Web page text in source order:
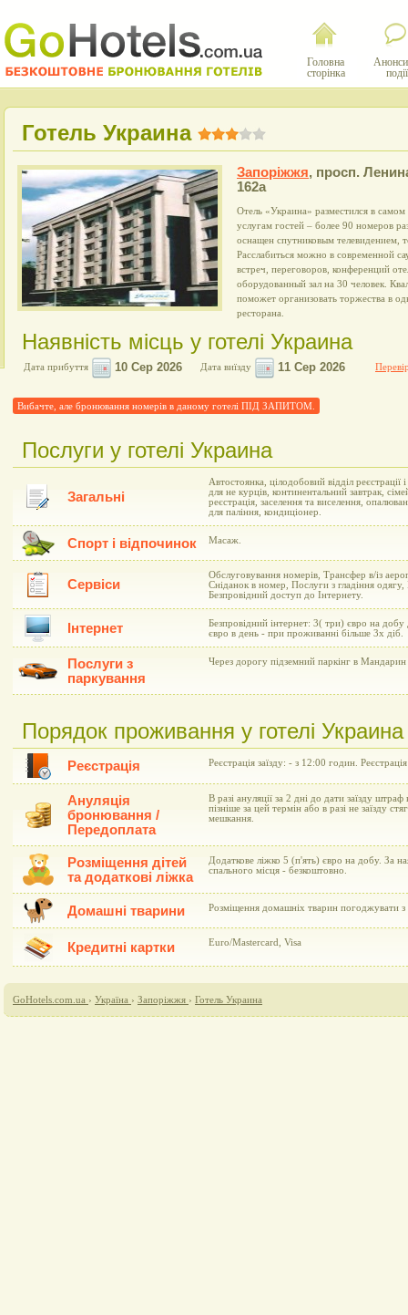
Головна
сторінка
події
Готель Украина
Запоріжжя, просп.
162а
Отель «Украина» разместился в
услугам гостей – более 90 номеров
оснащен спутниковым телевидением,
Расслабиться можно в современной
встреч, переговоров, конференций
оборудованный зал на 30 человек.
поможет организовать торжества в
ресторана.
Наявність місць у готелі Украина
Дата прибуття Дата виїзду
Вибачте, але бронювання номерів в даному готелі ПІД ЗАПИТОМ.
Послуги у готелі Украина
Загальні
Автостоянка, цілодобовий відділ
для не курців, континентальний завтрак,
реєстрація, заселення та виселення,
для паління, кондиціонер.
Спорт і відпочинок Масаж.
Сервіси
Обслуговування номерів, Трансфер в/із
Сніданок в номер, Послуги з гладіння
Безпровідний доступ до Інтернету.
Інтернет
Безпровідний інтернет: 3( три) євро на
євро в день - при проживанні більше 3х діб.
Послуги з
паркування
Через дорогу підземний паркінг в
Порядок проживання у готелі Украина
Реєстрація Реєстрація заїзду: - з 12:00 годин.
Ануляція
бронювання /
Передоплата
В разі ануляції за 2 дні до дати заїзду штраф
пізніше за цей термін або в разі не заїзду
мешкання.
Розміщення дітей
та додаткові ліжка
Додаткове ліжко 5 (п'ять) євро на добу. За
спального місця - безкоштовно.
Домашні тварини Розміщення домашніх тварин погоджувати з
Кредитні картки Euro/Mastercard, Visa
GoHotels.com.ua › Україна › Запоріжжя › Готель Украина